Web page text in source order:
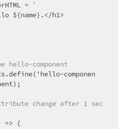
hello-component
change after 1 sec